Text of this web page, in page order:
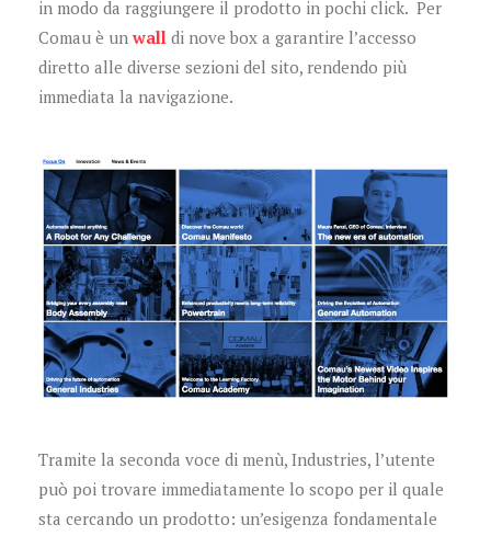
in modo da raggiungere il prodotto in pochi click. Per
Comau è un wall di nove box a garantire l’accesso
diretto alle diverse sezioni del sito, rendendo più
immediata la navigazione.
Tramite la seconda voce di menù, Industries, l’utente
può poi trovare immediatamente lo scopo per il quale
sta cercando un prodotto: un’esigenza fondamentale